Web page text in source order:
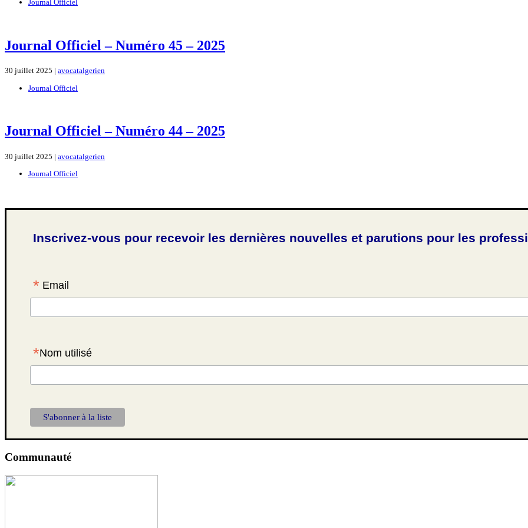
Journal Officiel
Journal Officiel – Numéro 45 – 2025
30 juillet 2025 | avocatalgerien
Journal Officiel
Journal Officiel – Numéro 44 – 2025
30 juillet 2025 | avocatalgerien
Journal Officiel
Inscrivez-vous pour recevoir les dernières nouvelles et parutions pour les
* Email
*Nom utilisé
Communauté